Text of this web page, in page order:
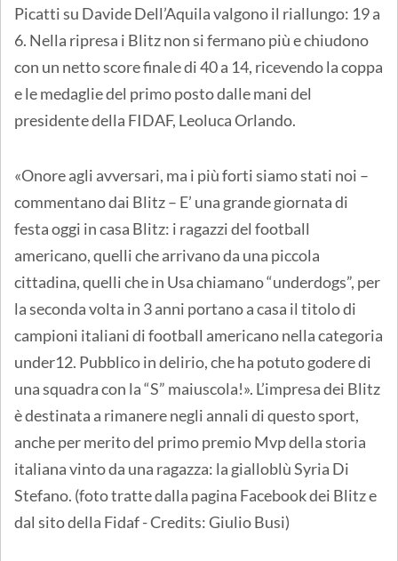
Picatti su Davide Dell’Aquila valgono il riallungo: 19 a
6. Nella ripresa i Blitz non si fermano più e chiudono
con un netto score finale di 40 a 14, ricevendo la coppa
e le medaglie del primo posto dalle mani del
presidente della FIDAF, Leoluca Orlando.
«Onore agli avversari, ma i più forti siamo stati noi –
commentano dai Blitz – E’ una grande giornata di
festa oggi in casa Blitz: i ragazzi del football
americano, quelli che arrivano da una piccola
cittadina, quelli che in Usa chiamano “underdogs”, per
la seconda volta in 3 anni portano a casa il titolo di
campioni italiani di football americano nella categoria
under12. Pubblico in delirio, che ha potuto godere di
una squadra con la “S” maiuscola!». L’impresa dei Blitz
è destinata a rimanere negli annali di questo sport,
anche per merito del primo premio Mvp della storia
italiana vinto da una ragazza: la gialloblù Syria Di
Stefano. (foto tratte dalla pagina Facebook dei Blitz e
dal sito della Fidaf - Credits: Giulio Busi)